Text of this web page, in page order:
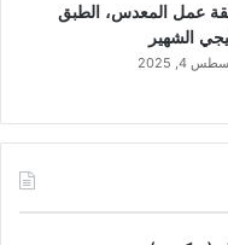
عمل المعدس، الطبق
الشهير
4, 2025